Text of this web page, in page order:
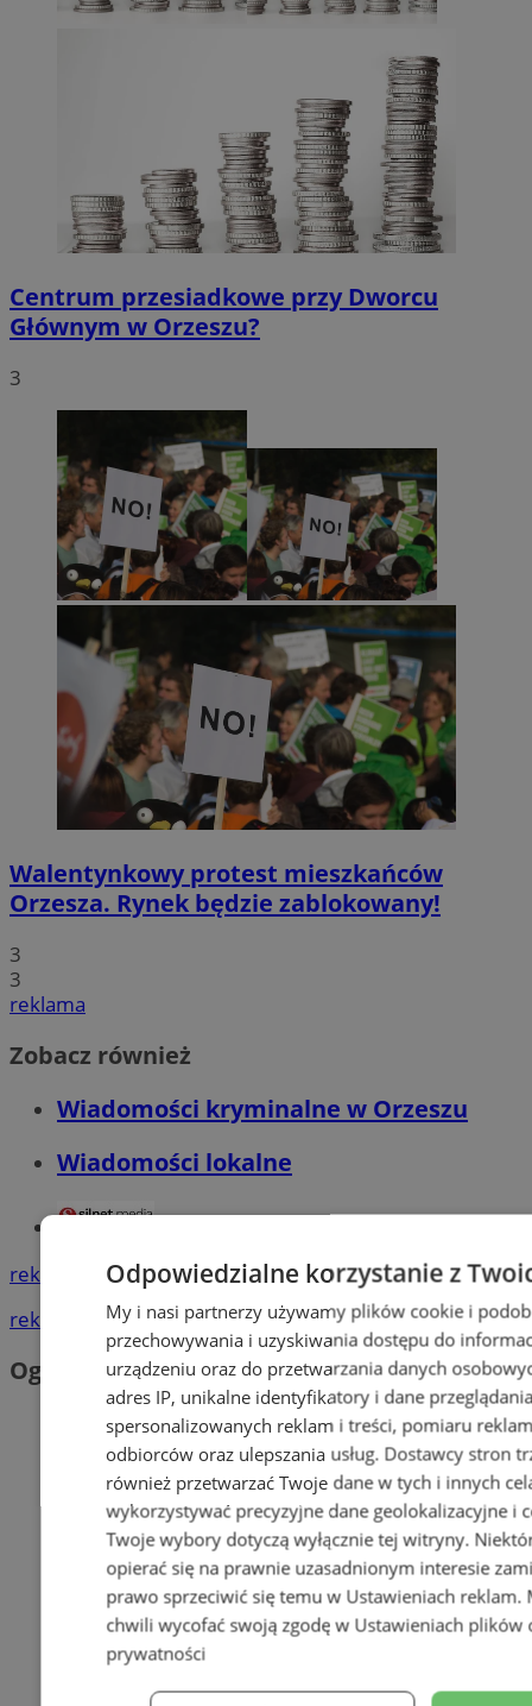
Centrum przesiadkowe przy Dworcu
Głównym w Orzeszu?
3
Walentynkowy protest mieszkańców
Orzesza. Rynek będzie zablokowany!
3
3
reklama
Zobacz również
Wiadomości kryminalne w Orzeszu
Wiadomości lokalne
reklama
reklama
Ogłoszenia
Odpowiedzialne korzystanie z
My i nasi partnerzy używamy plików cookie i
przechowywania i uzyskiwania dostępu do
urządzeniu oraz do przetwarzania danych
adres IP, unikalne identyfikatory i dane
spersonalizowanych reklam i treści, pomiaru
odbiorców oraz ulepszania usług. Dostawcy stron
również przetwarzać Twoje dane w tych i innych
wykorzystywać precyzyjne dane geolokalizacyjne i
Twoje wybory dotyczą wyłącznie tej witryny.
opierać się na prawnie uzasadnionym interesie
prawo sprzeciwić się temu w Ustawieniach reklam.
chwili wycofać swoją zgodę w Ustawieniach plików
prywatności